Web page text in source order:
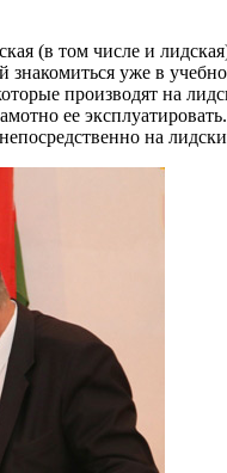
(в том числе и
уже в
производят на
ее
на